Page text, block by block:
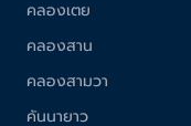
คลองเตย
คลองสาน
คลองสามวา
คันนายาว